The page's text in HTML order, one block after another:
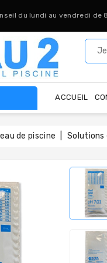
du lundi au vendredi de
ACCUEIL
de piscine Solutions